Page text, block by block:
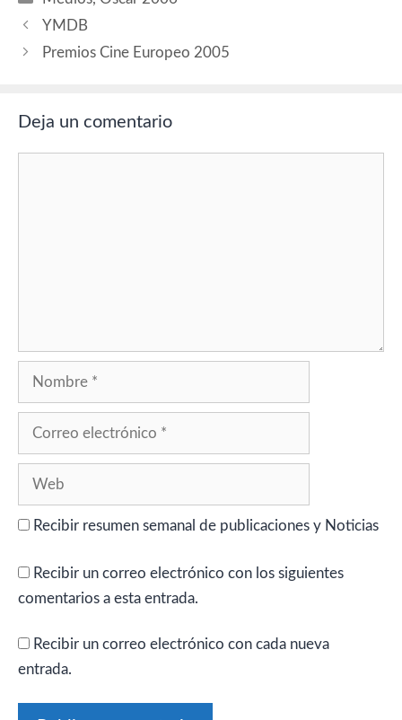
YMDB
Premios Cine Europeo 2005
Deja un comentario
Recibir resumen semanal de publicaciones y Noticias
Recibir un correo electrónico con los siguientes
comentarios a esta entrada.
Recibir un correo electrónico con cada nueva
entrada.